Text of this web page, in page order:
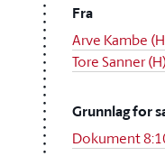
Fra
Arve Kambe
Tore Sanner (H)
Grunnlag for
Dokument